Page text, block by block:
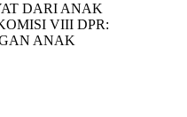
DARI ANAK
VIII DPR:
ANAK